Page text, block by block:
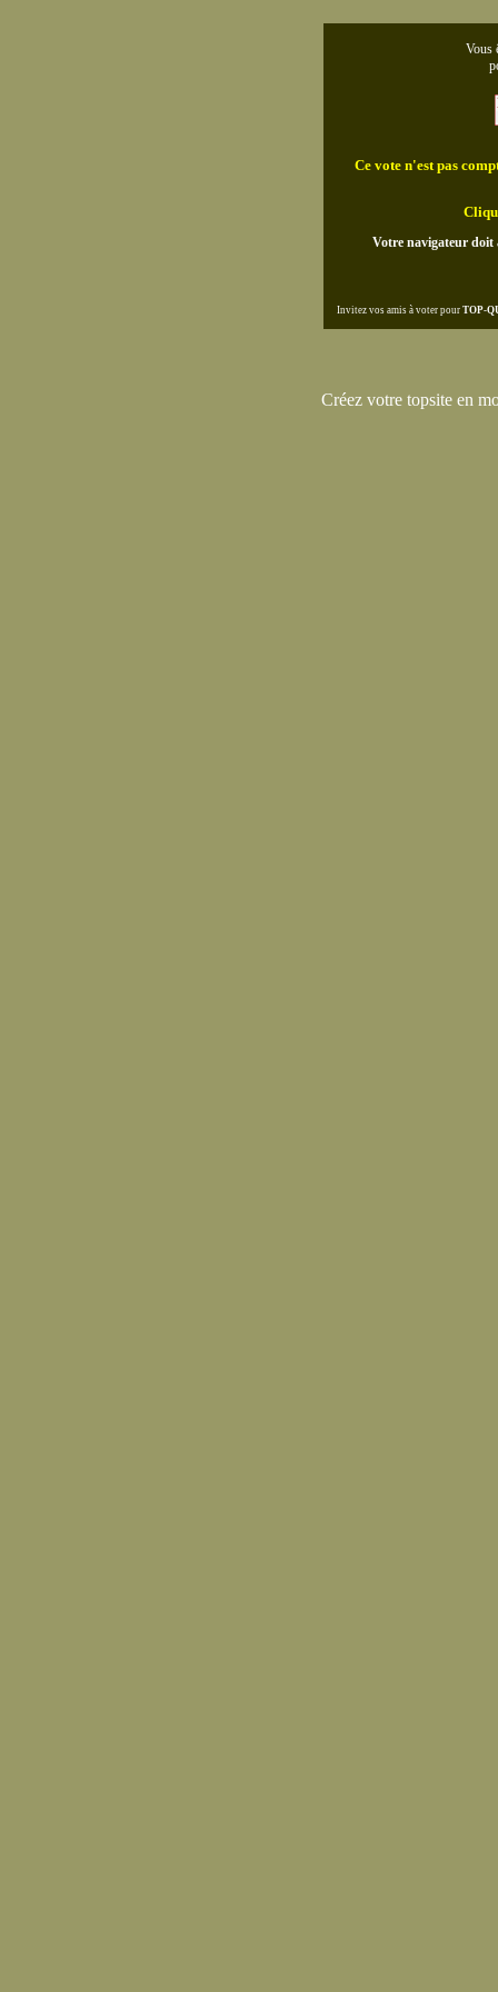
Vous
Ce vote n'est pas
Votre navigateur doit
Invitez vos amis à voter pour TOP-
Créez votre topsite en